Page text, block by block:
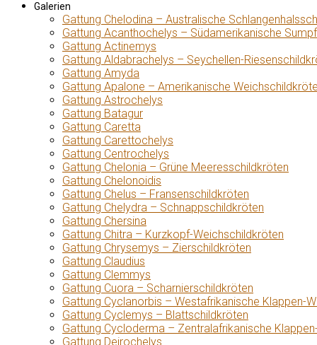
Galerien
Gattung Chelodina – Australische
Gattung Acanthochelys – Südamerikanische
Gattung Actinemys
Gattung Aldabrachelys – Seychellen-
Gattung Amyda
Gattung Apalone – Amerikanische
Gattung Astrochelys
Gattung Batagur
Gattung Caretta
Gattung Carettochelys
Gattung Centrochelys
Gattung Chelonia – Grüne Meeresschildkröten
Gattung Chelonoidis
Gattung Chelus – Fransenschildkröten
Gattung Chelydra – Schnappschildkröten
Gattung Chersina
Gattung Chitra – Kurzkopf-Weichschildkröten
Gattung Chrysemys – Zierschildkröten
Gattung Claudius
Gattung Clemmys
Gattung Cuora – Scharnierschildkröten
Gattung Cyclanorbis – Westafrikanische Klappen-
Gattung Cyclemys – Blattschildkröten
Gattung Cycloderma – Zentralafrikanische
Gattung Deirochelys